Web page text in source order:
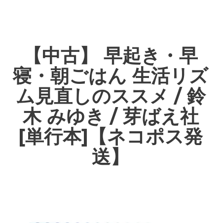
【中古】 早起き・早
寝・朝ごはん 生活リズ
ム見直しのススメ / 鈴
木 みゆき / 芽ばえ社
[単行本]【ネコポス発
送】